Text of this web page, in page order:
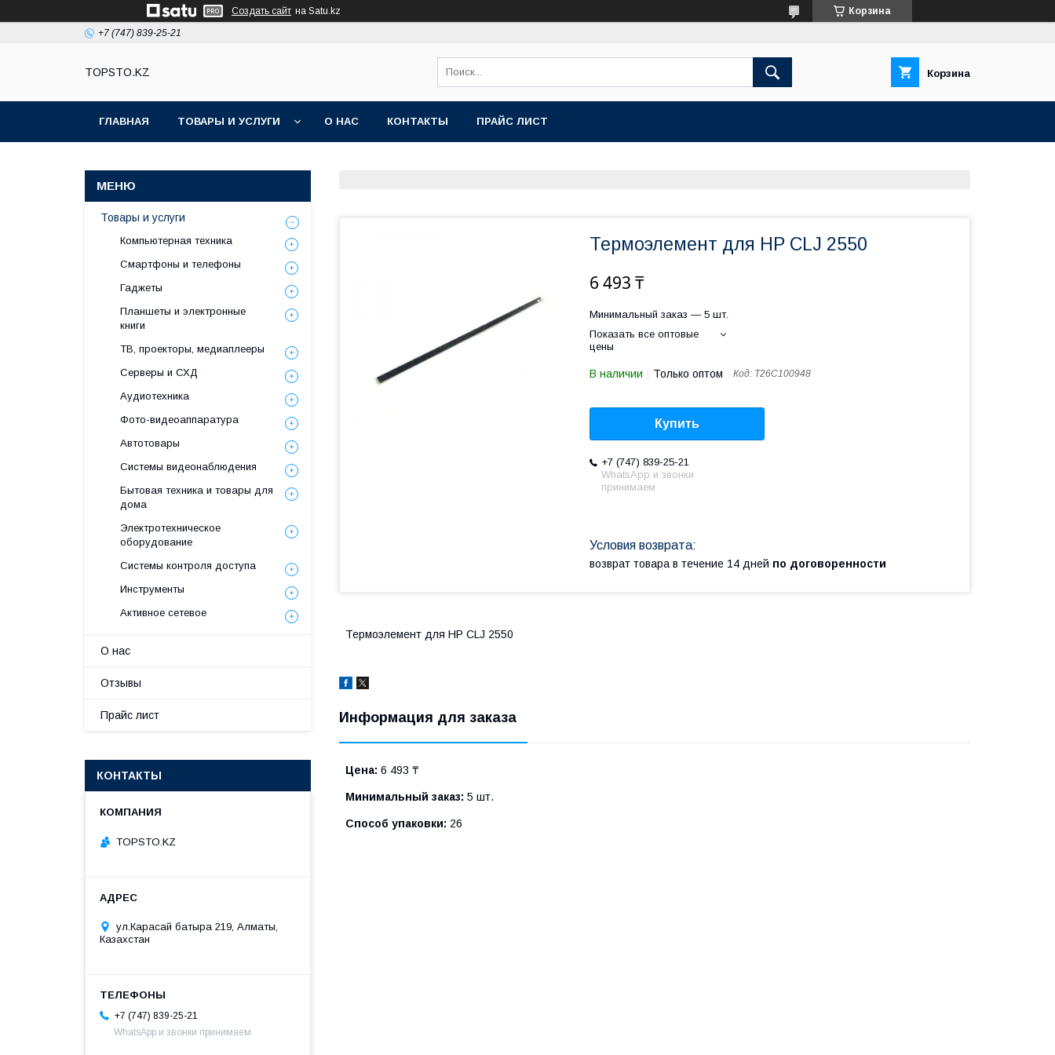
Создать сайт на Satu.kz Корзина
+7 (747) 839-25-21
TOPSTO.KZ Корзина
ГЛАВНАЯ ТОВАРЫ И УСЛУГИ О НАС КОНТАКТЫ ПРАЙС ЛИСТ
Термоэлемент для HP CLJ 2550
6 493 ₸
Минимальный заказ — 5 шт.
Показать все оптовые
цены
В наличии Только оптом Код: T26C100948
Купить
+7 (747) 839-25-21
WhatsApp и звонки
принимаем
возврат товара в течение 14 дней по договоренности
Термоэлемент для HP CLJ 2550
Информация для заказа
Цена: 6 493 ₸
Минимальный заказ: 5 шт.
Способ упаковки: 26
Товары и услуги
Компьютерная техника
Смартфоны и телефоны
Гаджеты
Планшеты и электронные
книги
ТВ, проекторы, медиаплееры
Серверы и СХД
Аудиотехника
Фото-видеоаппаратура
Автотовары
Системы видеонаблюдения
Бытовая техника и товары для
дома
Электротехническое
оборудование
Системы контроля доступа
Инструменты
Активное сетевое
О нас
Отзывы
Прайс лист
КОНТАКТЫ
TOPSTO.KZ
ул.Карасай батыра 219, Алматы,
Казахстан
+7 (747) 839-25-21
WhatsApp и звонки принимаем